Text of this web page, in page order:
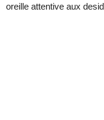
oreille attentive aux